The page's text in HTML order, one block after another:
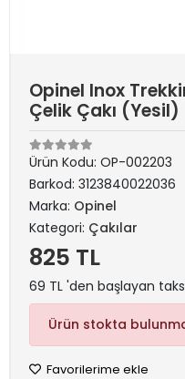
Opinel Inox
Çelik Çakı (Yesil)
Ürün Kodu: OP-002203
Barkod: 3123840022036
Marka: Opinel
Kategori: Çakılar
825 TL
69 TL 'den başlayan
Ürün stokta
Favorilerime ekle